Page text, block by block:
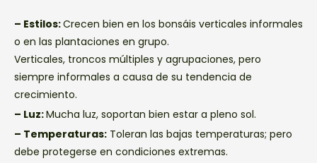
– Estilos:Crecen bien en los bonsáis verticales informales
o en las plantaciones en grupo.
Verticales, troncos múltiples y agrupaciones, pero
siempre informales a causa de su tendencia de
crecimiento.
– Luz:Mucha luz, soportan bien estar a pleno sol.
– Temperaturas: Toleran las bajas temperaturas; pero
debe protegerse en condiciones extremas.